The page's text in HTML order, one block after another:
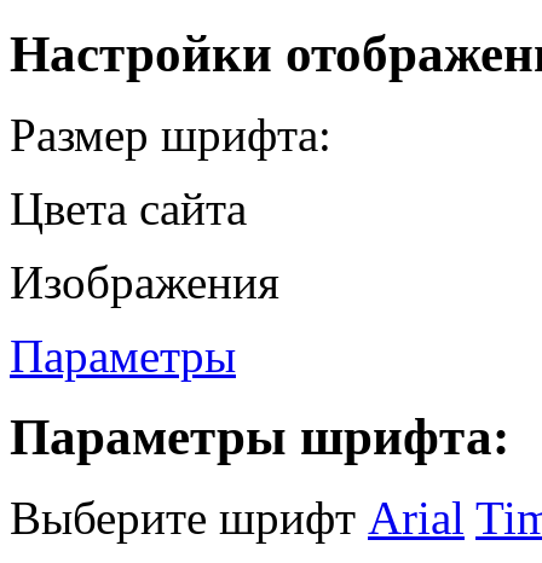
Настройки
Размер шрифта:
Цвета сайта
Изображения
Параметры
Параметры шрифта:
Выберите шрифт Arial